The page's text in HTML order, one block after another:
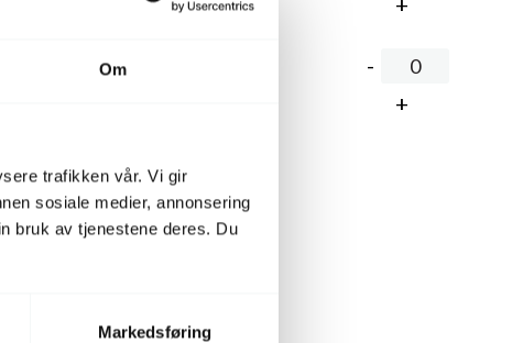
Om
trafikken vår. Vi gir
sosiale medier, annonsering
bruk av tjenestene deres. Du
Markedsføring